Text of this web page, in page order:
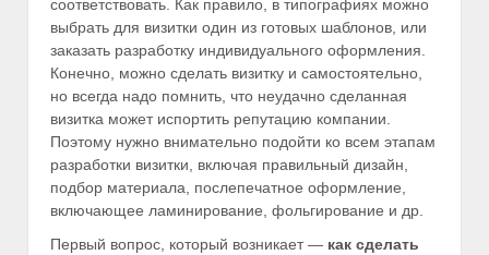
соответствовать. Как правило, в типографиях можно
выбрать для визитки один из готовых шаблонов, или
заказать разработку индивидуального оформления.
Конечно, можно сделать визитку и самостоятельно,
но всегда надо помнить, что неудачно сделанная
визитка может испортить репутацию компании.
Поэтому нужно внимательно подойти ко всем этапам
разработки визитки, включая правильный дизайн,
подбор материала, послепечатное оформление,
включающее ламинирование, фольгирование и др.
Первый вопрос, который возникает — как сделать